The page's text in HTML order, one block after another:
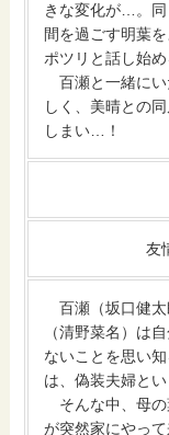
きな変化が…。同
間を過ごす明葉
ポツリと話し始め
百瀬と一緒にい
しく、美晴との
しまい…！
友
百瀬（坂口健太
（清野菜名）は
ないことを思い
は、偽装夫婦と
そんな中、母の
が突然家にやっ